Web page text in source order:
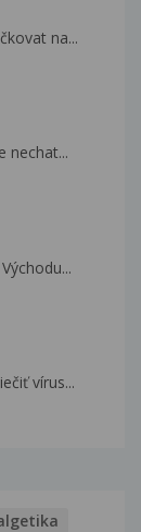
na...
nechat...
vírus...